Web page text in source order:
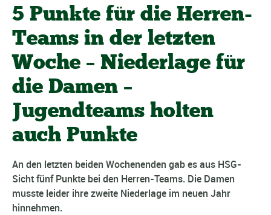
5 Punkte für die Herren-
Teams in der letzten
Woche – Niederlage für
die Damen –
Jugendteams holten
auch Punkte
An den letzten beiden Wochenenden gab es aus HSG-
Sicht fünf Punkte bei den Herren-Teams. Die Damen
musste leider ihre zweite Niederlage im neuen Jahr
hinnehmen.